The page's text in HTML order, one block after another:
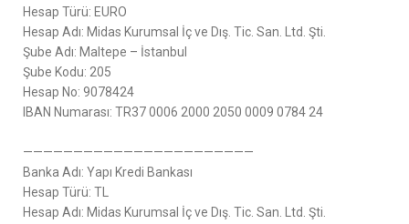
Hesap Türü: EURO
Hesap Adı: Midas Kurumsal İç ve Dış. Tic. San. Ltd. Şti.
Şube Adı: Maltepe – İstanbul
Şube Kodu: 205
Hesap No: 9078424
IBAN Numarası: TR37 0006 2000 2050 0009 0784 24
———————————————————————
Banka Adı: Yapı Kredi Bankası
Hesap Türü: TL
Hesap Adı: Midas Kurumsal İç ve Dış. Tic. San. Ltd. Şti.